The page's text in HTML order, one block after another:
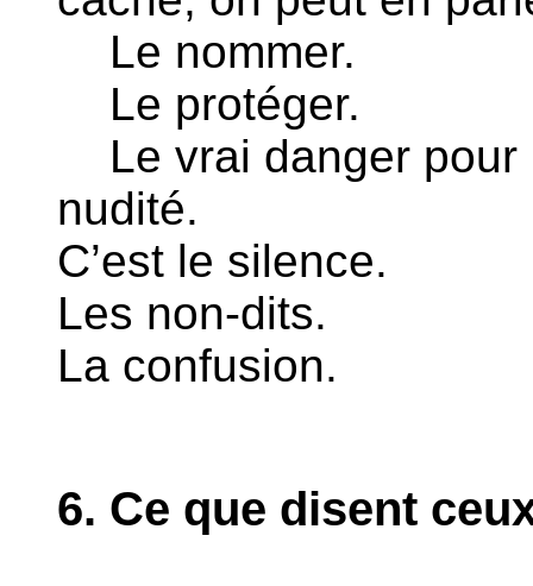
Le nommer.
Le protéger.
Le vrai danger pour
nudité.
C’est le silence.
Les non-dits.
La confusion.
6. Ce que disent